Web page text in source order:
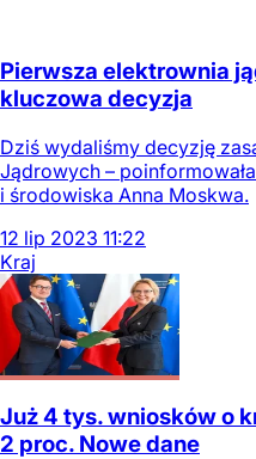
Pierwsza elektrownia
kluczowa decyzja
Dziś wydaliśmy decyzję
Jądrowych –
i środowiska Anna Moskwa.
12 lip 2023 11:22
Kraj
Już 4 tys. wniosków o
2 proc. Nowe dane